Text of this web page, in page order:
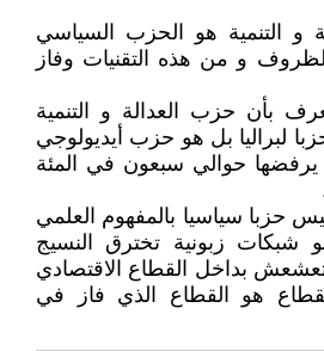
و التنمية هو الحزب السياسي
و من هذه التقنيات وفاز
بأن حزب العدالة و التنمية
لبراليا بل هو حزب أيديولوجي
يرفضها حوالي سبعون في المئة
حزبا سياسيا بالمفهوم العلمي
شبكات زبونية تخترق النسيج
تعشعش بداخل القطاع الاقتصادي
هو القطاع الذي فاز في